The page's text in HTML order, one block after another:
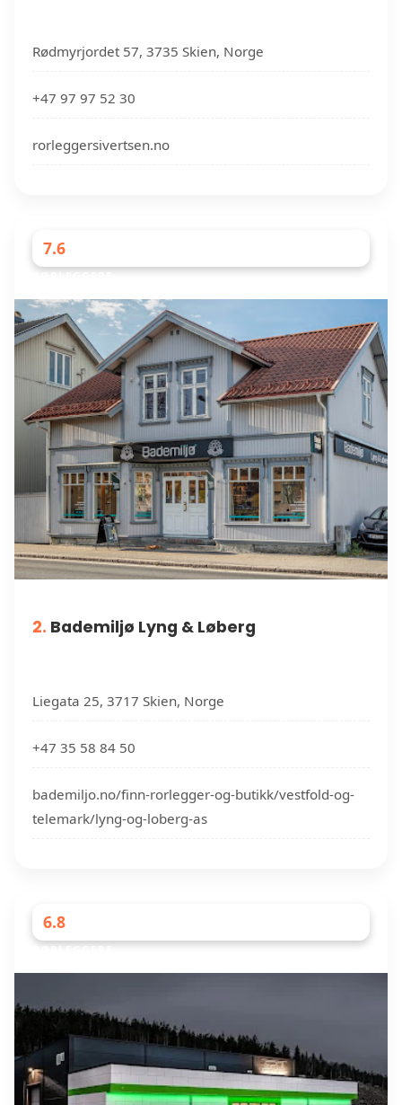
Rødmyrjordet 57, 3735 Skien, Norge
+47 97 97 52 30
rorleggersivertsen.no
7.6
2. Bademiljø Lyng & Løberg
Liegata 25, 3717 Skien, Norge
+47 35 58 84 50
bademiljo.no/finn-rorlegger-og-butikk/vestfold-og-
telemark/lyng-og-loberg-as
6.8